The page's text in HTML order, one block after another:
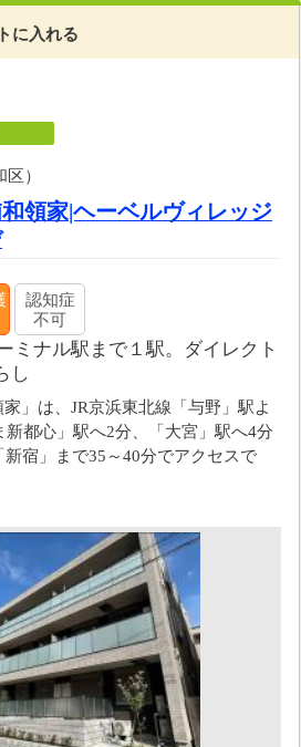
に入れる
）
領家|ヘーベルヴィレッジ
認知症
不可
ミナル駅まで１駅。ダイレクト
し
家」は、JR京浜東北線「与野」駅よ
新都心」駅へ2分、「大宮」駅へ4分
宿」まで35～40分でアクセスで